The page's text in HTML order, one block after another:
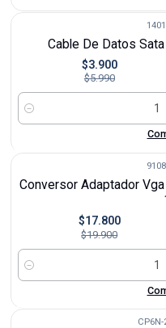
Cable De Datos
$3.900
$5.990
Cantidad
Conversor Adaptador
$17.800
$19.900
Cantidad
CP6N-